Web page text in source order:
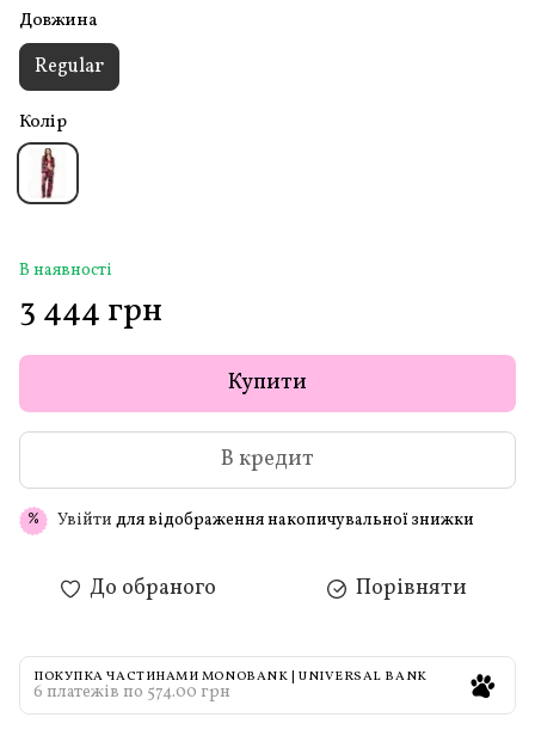
Довжина
Regular
Колір
В наявності
3 444 грн
Купити
В кредит
% Увійти для відображення накопичувальної знижки
До обраного Порівняти
ПОКУПКА ЧАСТИНАМИ MONOBANK | UNIVERSAL BANK
6 платежів по 574.00 грн